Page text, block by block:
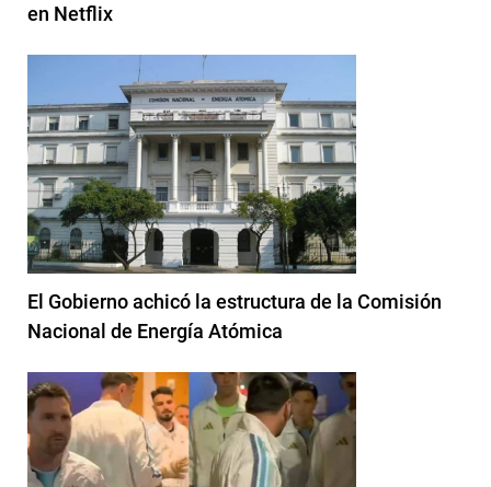
en Netflix
El Gobierno achicó la estructura de la Comisión
Nacional de Energía Atómica